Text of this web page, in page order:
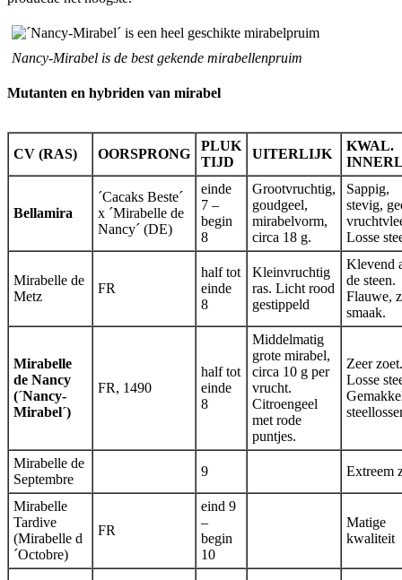
Nancy-Mirabel is de best gekende mirabellenpruim
Mutanten en hybriden van mirabel
CV (RAS) OORSPRONG
PLUK
TIJD
UITERLIJK
KWAL.
Bellamira
´Cacaks Beste´
x ´Mirabelle de
Nancy´ (DE)
einde
7 –
begin
8
Grootvruchtig,
goudgeel,
mirabelvorm,
circa 18 g.
Sappig,
stevig,
Losse
Mirabelle de
Metz
FR
half tot
einde
8
Kleinvruchtig
ras. Licht rood
gestippeld
Klevend
de steen.
Flauwe,
smaak.
Mirabelle
de Nancy
(´Nancy-
Mirabel´)
FR, 1490
half tot
einde
8
Middelmatig
grote mirabel,
circa 10 g per
vrucht.
Citroengeel
met rode
puntjes.
Zeer zoet.
Losse
Mirabelle de
Septembre
9 Extreem
Mirabelle
Tardive
(Mirabelle d
´Octobre)
FR
eind 9
–
begin
10
Matige
kwaliteit